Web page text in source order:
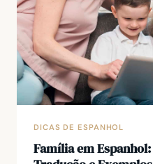
DICAS DE ESPANHOL
Família em